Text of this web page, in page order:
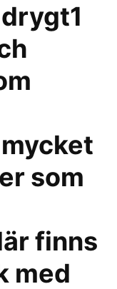
som
finns
med